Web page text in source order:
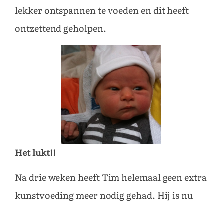
lekker ontspannen te voeden en dit heeft
ontzettend geholpen.
Het lukt!!
Na drie weken heeft Tim helemaal geen extra
kunstvoeding meer nodig gehad. Hij is nu